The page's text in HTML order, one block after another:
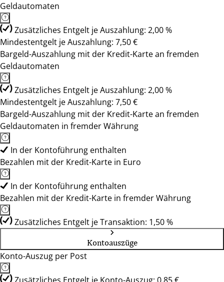
Geldautomaten
Zusätzliches Entgelt je Auszahlung: 2,00 %
Mindestentgelt je Auszahlung: 7,50 €
Bargeld-Auszahlung mit der Kredit-Karte an fremden
Geldautomaten
Zusätzliches Entgelt je Auszahlung: 2,00 %
Mindestentgelt je Auszahlung: 7,50 €
Bargeld-Auszahlung mit der Kredit-Karte an fremden
Geldautomaten in fremder Währung
In der Kontoführung enthalten
Bezahlen mit der Kredit-Karte in Euro
In der Kontoführung enthalten
Bezahlen mit der Kredit-Karte in fremder Währung
Zusätzliches Entgelt je Transaktion: 1,50 %
Kontoauszüge
Konto-Auszug per Post